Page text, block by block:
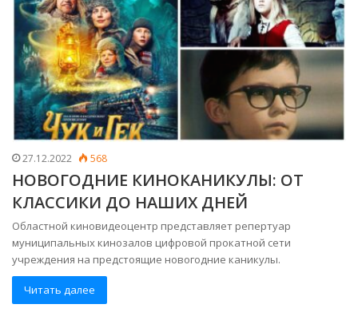
27.12.2022 568
НОВОГОДНИЕ КИНОКАНИКУЛЫ: ОТ
КЛАССИКИ ДО НАШИХ ДНЕЙ
Областной киновидеоцентр представляет репертуар
муниципальных кинозалов цифровой прокатной сети
учреждения на предстоящие новогодние каникулы.
Читать далее